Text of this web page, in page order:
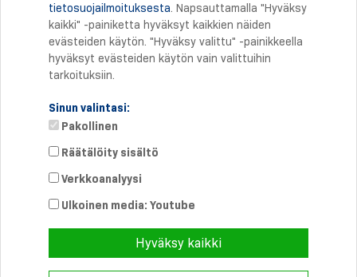
Tulostus
Suora yhteys
Puhelin: +358 46 8757704
tietosuojailmoituksesta. Napsauttamalla "Hyväksy
kaikki" -painiketta hyväksyt kaikkien näiden
evästeiden käytön. "Hyväksy valittu" -painikkeella
hyväksyt evästeiden käytön vain valittuihin
tarkoituksiin.
Sinun valintasi:
Pakollinen
Räätälöity sisältö
Verkkoanalyysi
Ulkoinen media: Youtube
Hyväksy kaikki